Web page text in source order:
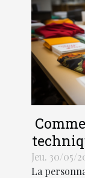
Jeu. 30/05/
La